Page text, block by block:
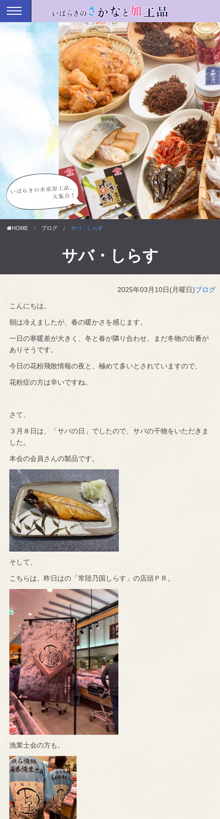
HOME ブログ サバ・しらす
サバ・しらす
2025年03月10日(月曜日)ブログ
こんにちは。
朝は冷えましたが、春の暖かさを感じます。
一日の寒暖差が大きく、冬と春が隣り合わせ、まだ冬物の出番が
ありそうです。
今日の花粉飛散情報の夜と、極めて多いとされていますので、
花粉症の方は辛いですね。
さて、
３月８日は、「サバの日」でしたので、サバの干物をいただきま
した。
本会の会員さんの製品です。
そして、
こちらは、昨日はの「常陸乃国しらす」の店頭ＰＲ。
漁業士会の方も。